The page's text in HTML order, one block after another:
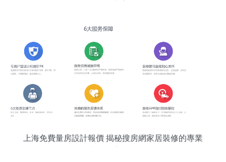
上海免費量房設計報價 揭秘搜房網家居裝修的專業